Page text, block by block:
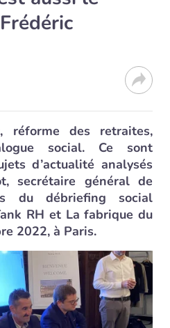
réforme des retraites,
social. Ce sont
d’actualité analysés
secrétaire général de
du débriefing social
RH et La fabrique du
2022, à Paris.